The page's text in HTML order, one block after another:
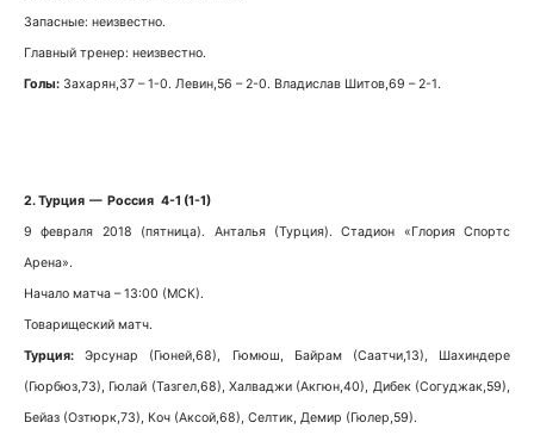
Запасные: неизвестно.
Главный тренер: неизвестно.
Голы: Захарян,37 – 1-0. Левин,56 – 2-0. Владислав Шитов,69 – 2-1.
2. Турция — Россия 4-1 (1-1)
9 февраля 2018 (пятница). Анталья (Турция). Стадион «Глория Спортс
Арена».
Начало матча – 13:00 (МСК).
Товарищеский матч.
Турция: Эрсунар (Гюней,68), Гюмюш, Байрам (Саатчи,13), Шахиндере
(Гюрбюз,73), Гюлай (Тазгел,68), Халваджи (Акгюн,40), Дибек (Согуджак,59),
Бейаз (Озтюрк,73), Коч (Аксой,68), Селтик, Демир (Гюлер,59).